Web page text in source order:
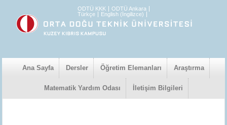
ODTÜ KKK
ODTÜ Ankara
English (İngilizce)
Türkçe
Ana Sayfa Dersler Öğretim Elemanları Araştırma
Matematik Yardım Odası İletişim Bilgileri